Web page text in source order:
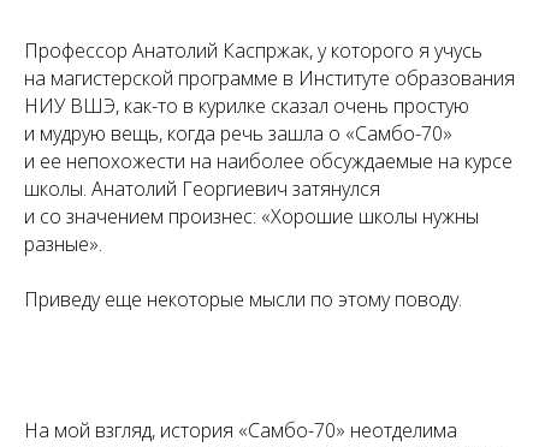
Профессор Анатолий Каспржак, у которого я учусь
на магистерской программе в Институте образования
НИУ ВШЭ, как-то в курилке сказал очень простую
и мудрую вещь, когда речь зашла о «Самбо-70»
и ее непохожести на наиболее обсуждаемые на курсе
школы. Анатолий Георгиевич затянулся
и со значением произнес: «Хорошие школы нужны
разные».
Приведу еще некоторые мысли по этому поводу.
На мой взгляд, история «Самбо-70» неотделима